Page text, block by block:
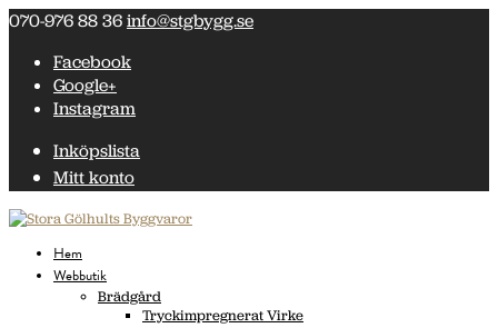
070-976 88 36info@stgbygg.se
Facebook
Google+
Instagram
Inköpslista
Mitt konto
Hem
Webbutik
Brädgård
Tryckimpregnerat Virke